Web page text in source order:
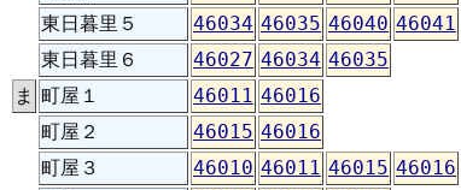
東日暮里５
46034 46035 46040 46041
東日暮里６
46027 46034 46035
ま 町屋１ 46011 46016
町屋２
46015 46016
町屋３
46010 46011 46015 46016